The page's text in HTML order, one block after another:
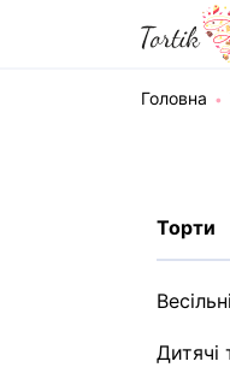
Головна
Торти
Дитячі